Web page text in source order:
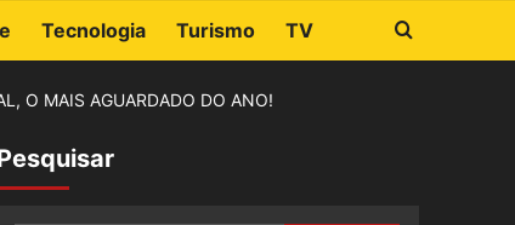
Tecnologia Turismo TV
O MAIS AGUARDADO DO ANO!